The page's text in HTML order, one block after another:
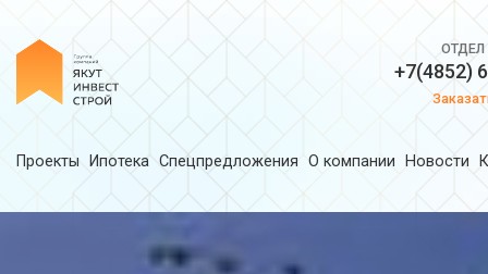
+7(4852)
Проекты Ипотека Спецпредложения О компании Новости